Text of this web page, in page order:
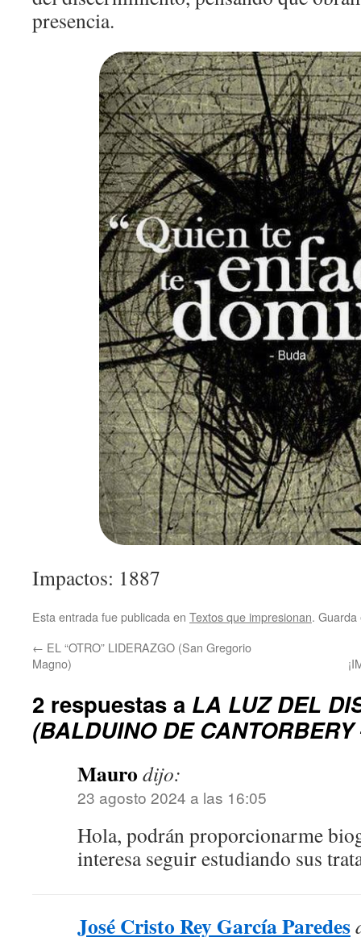
presencia.
Impactos: 1887
Esta entrada fue publicada en Textos que impresionan.
← EL “OTRO” LIDERAZGO (San Gregorio
Magno)
2 respuestas a LA LUZ DEL
(BALDUINO DE CANTORBERY
Mauro dijo:
23 agosto 2024 a las 16:05
Hola, podrán proporcionarme
interesa seguir estudiando sus
José Cristo Rey García Paredes